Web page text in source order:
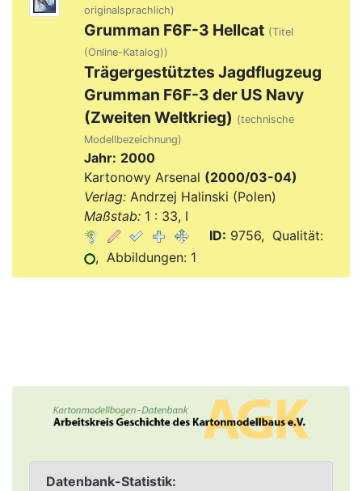
Datenbank-Statistik:
originalsprachlich)
Grumman F6F-3 Hellcat (Titel
(Online-Katalog))
Trägergestütztes Jagdflugzeug
Grumman F6F-3 der US Navy
(Zweiten Weltkrieg) (technische
Modellbezeichnung)
Jahr: 2000
Kartonowy Arsenal (2000/03-04)
Verlag:Andrzej Halinski (Polen)
Maßstab:1 : 33, I
ID: 9756, Qualität:
, Abbildungen: 1